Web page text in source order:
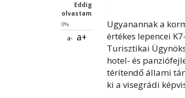
Eddig
olvastam
0%
a- a+
Ugyanannak a
értékes lepencei
Turisztikai
hotel- és
térítendő állami
ki a visegrádi